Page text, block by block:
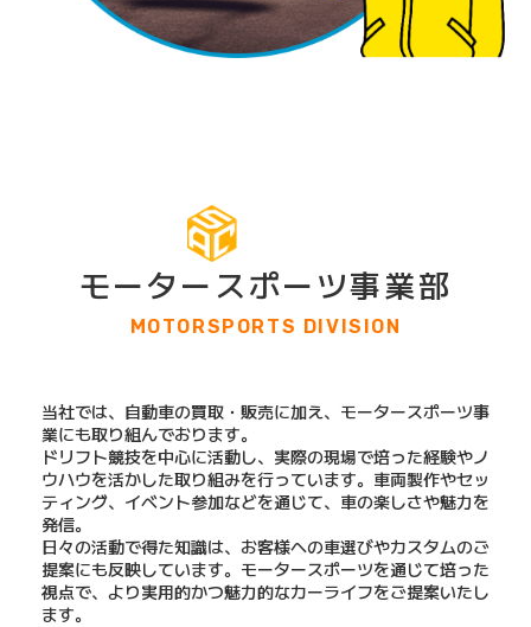
モータースポーツ事業部
MOTORSPORTS DIVISION
当社では、自動車の買取・販売に加え、モータースポーツ事
業にも取り組んでおります。
ドリフト競技を中心に活動し、実際の現場で培った経験やノ
ウハウを活かした取り組みを行っています。車両製作やセッ
ティング、イベント参加などを通じて、車の楽しさや魅力を
発信。
日々の活動で得た知識は、お客様への車選びやカスタムのご
提案にも反映しています。モータースポーツを通じて培った
視点で、より実用的かつ魅力的なカーライフをご提案いたし
ます。